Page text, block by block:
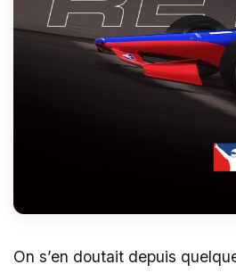
On s’en doutait depuis